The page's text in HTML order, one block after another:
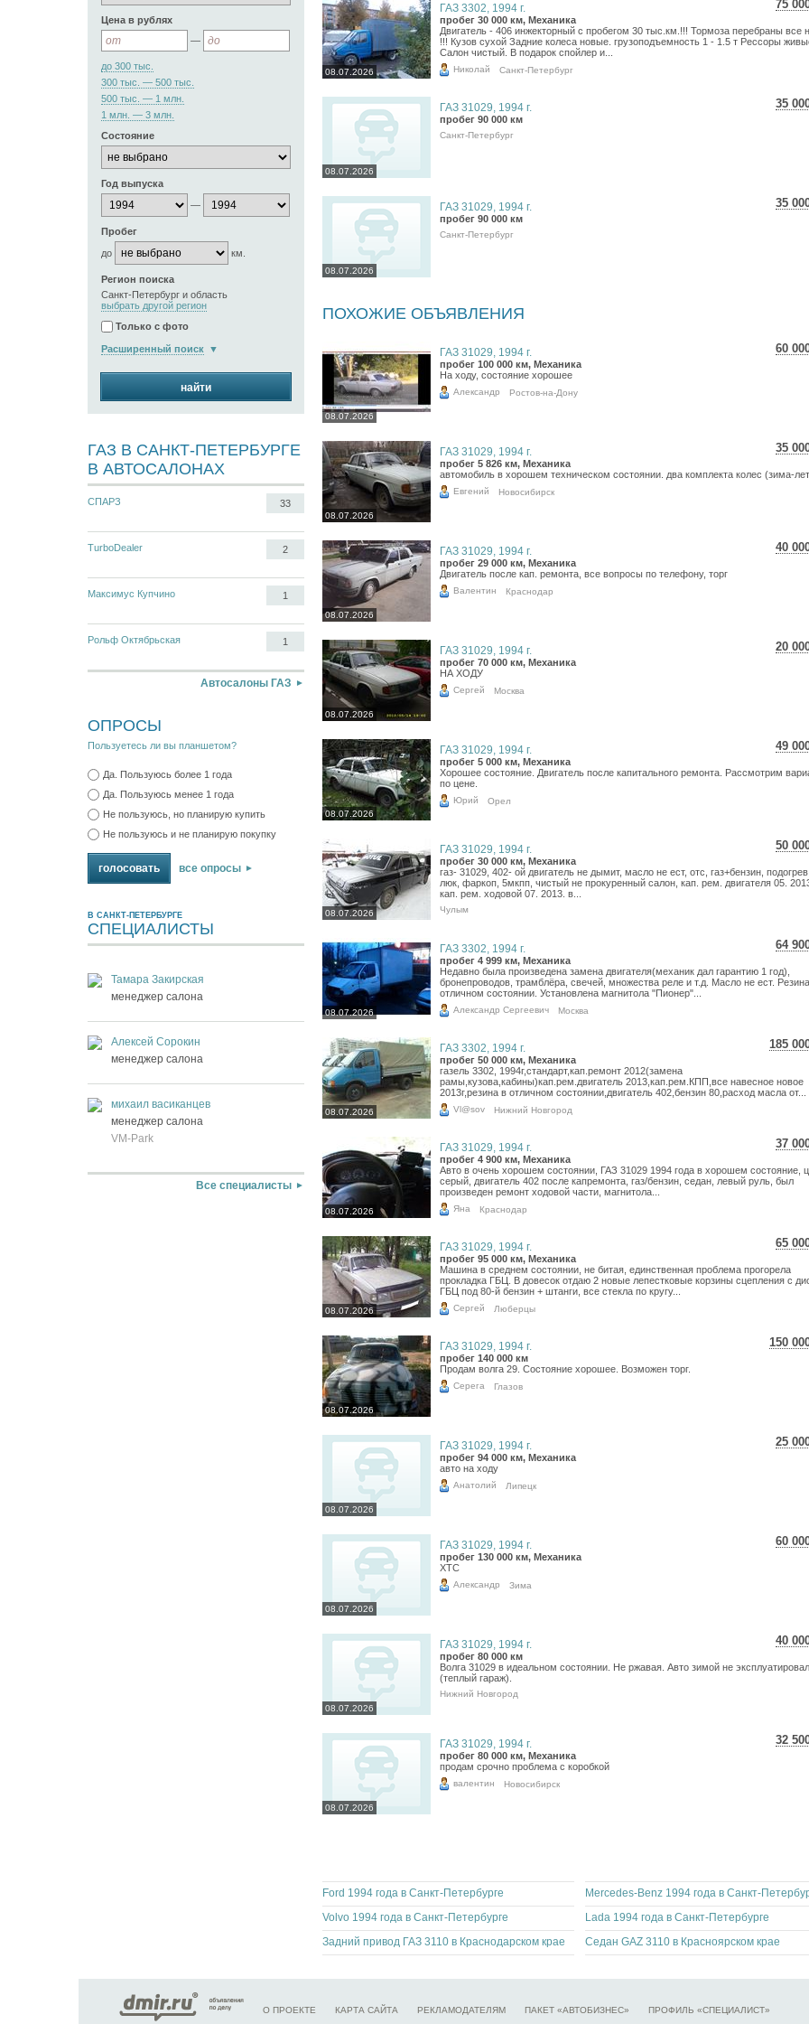
Цена в рублях
—
до 300 тыс.
300 тыс. — 500 тыс.
500 тыс. — 1 млн.
1 млн. — 3 млн.
Состояние
Год выпуска
—
Пробег
до
км.
Регион поиска
Санкт-Петербург и область
выбрать другой регион
Только с фото
Расширенный поиск
найти
ГАЗ В САНКТ-ПЕТЕРБУРГЕ
В АВТОСАЛОНАХ
СПАРЗ 33
TurboDealer 2
Максимус Купчино 1
Рольф Октябрьская 1
Автосалоны ГАЗ
ОПРОСЫ
Пользуетесь ли вы планшетом?
Да. Пользуюсь более 1 года
Да. Пользуюсь менее 1 года
Не пользуюсь, но планирую купить
Не пользуюсь и не планирую покупку
все опросы
В САНКТ-ПЕТЕРБУРГЕ
СПЕЦИАЛИСТЫ
Тамара Закирская
менеджер салона
Алексей Сорокин
менеджер салона
михаил васиканцев
менеджер салона
VM-Park
Все специалисты
08.07.2026
75
1
ГАЗ 3302, 1994 г.
пробег 30 000 км, Механика
Двигатель - 406 инжекторный с пробегом 30 тыс.км.!!! Тормоза перебраны все
!!! Кузов сухой Задние колеса новые. грузоподъемность 1 - 1.5 т Рессоры
Салон чистый. В подарок спойлер и...
Николай Санкт-Петербург
08.07.2026
35
ГАЗ 31029, 1994 г.
пробег 90 000 км
Санкт-Петербург
08.07.2026
35
ГАЗ 31029, 1994 г.
пробег 90 000 км
Санкт-Петербург
ПОХОЖИЕ ОБЪЯВЛЕНИЯ
08.07.2026
60
ГАЗ 31029, 1994 г.
пробег 100 000 км, Механика
На ходу, состояние хорошее
Александр Ростов-на-Дону
08.07.2026
35
ГАЗ 31029, 1994 г.
пробег 5 826 км, Механика
автомобиль в хорошем техническом состоянии. два комплекта колес (зима-
Евгений Новосибирск
08.07.2026
40
ГАЗ 31029, 1994 г.
пробег 29 000 км, Механика
Двигатель после кап. ремонта, все вопросы по телефону, торг
Валентин Краснодар
08.07.2026
20
ГАЗ 31029, 1994 г.
пробег 70 000 км, Механика
НА ХОДУ
Cергей Москва
08.07.2026
49
ГАЗ 31029, 1994 г.
пробег 5 000 км, Механика
Хорошее состояние. Двигатель после капитального ремонта. Рассмотрим
по цене.
Юрий Орел
08.07.2026
50
ГАЗ 31029, 1994 г.
пробег 30 000 км, Механика
газ- 31029, 402- ой двигатель не дымит, масло не ест, отс, газ+бензин, подогрев
люк, фаркоп, 5мкпп, чистый не прокуренный салон, кап. рем. двигателя 05.
кап. рем. ходовой 07. 2013. в...
Чулым
08.07.2026
64
ГАЗ 3302, 1994 г.
пробег 4 999 км, Механика
Недавно была произведена замена двигателя(механик дал гарантию 1 год),
бронепроводов, трамблёра, свечей, множества реле и т.д. Масло не ест.
отличном состоянии. Установлена магнитола "Пионер"...
Александр Сергеевич Москва
08.07.2026
185
ГАЗ 3302, 1994 г.
пробег 50 000 км, Механика
газель 3302, 1994г,стандарт,кап.ремонт 2012(замена
рамы,кузова,кабины)кап.рем.двигатель 2013,кап.рем.КПП,все навесное новое
2013г,резина в отличном состоянии,двигатель 402,бензин 80,расход масла от...
Vl@sov Нижний Новгород
08.07.2026
37
ГАЗ 31029, 1994 г.
пробег 4 900 км, Механика
Авто в очень хорошем состоянии, ГАЗ 31029 1994 года в хорошем состояние,
серый, двигатель 402 после капремонта, газ/бензин, седан, левый руль, был
произведен ремонт ходовой части, магнитола...
Яна Краснодар
08.07.2026
65
ГАЗ 31029, 1994 г.
пробег 95 000 км, Механика
Машина в среднем состоянии, не битая, единственная проблема прогорела
прокладка ГБЦ. В довесок отдаю 2 новые лепестковые корзины сцепления с
ГБЦ под 80-й бензин + штанги, все стекла по кругу...
Сергей Люберцы
08.07.2026
150
ГАЗ 31029, 1994 г.
пробег 140 000 км
Продам волга 29. Состояние хорошее. Возможен торг.
Серега Глазов
08.07.2026
25
ГАЗ 31029, 1994 г.
пробег 94 000 км, Механика
авто на ходу
Анатолий Липецк
08.07.2026
60
ГАЗ 31029, 1994 г.
пробег 130 000 км, Механика
ХТС
Александр Зима
08.07.2026
40
ГАЗ 31029, 1994 г.
пробег 80 000 км
Волга 31029 в идеальном состоянии. Не ржавая. Авто зимой не
(теплый гараж).
Нижний Новгород
08.07.2026
32
ГАЗ 31029, 1994 г.
пробег 80 000 км, Механика
продам срочно проблема с коробкой
валентин Новосибирск
Ford 1994 года в Санкт-Петербурге
Mercedes-Benz 1994 года в Санкт-
Volvo 1994 года в Санкт-Петербурге
Lada 1994 года в Санкт-Петербурге
Задний привод ГАЗ 3110 в Краснодарском крае
Седан GAZ 3110 в Красноярском крае
О ПРОЕКТЕ КАРТА САЙТА РЕКЛАМОДАТЕЛЯМ ПАКЕТ «АВТОБИЗНЕС» ПРОФИЛЬ «СПЕЦИАЛИСТ»